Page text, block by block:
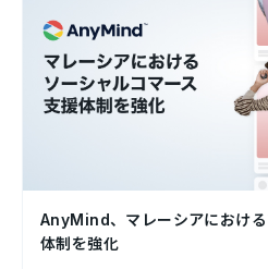
AnyMind、マレーシアにおけ
体制を強化